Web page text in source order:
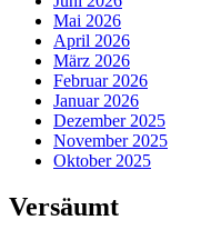
Mai 2026
April 2026
März 2026
Februar 2026
Januar 2026
Dezember 2025
November 2025
Oktober 2025
Versäumt